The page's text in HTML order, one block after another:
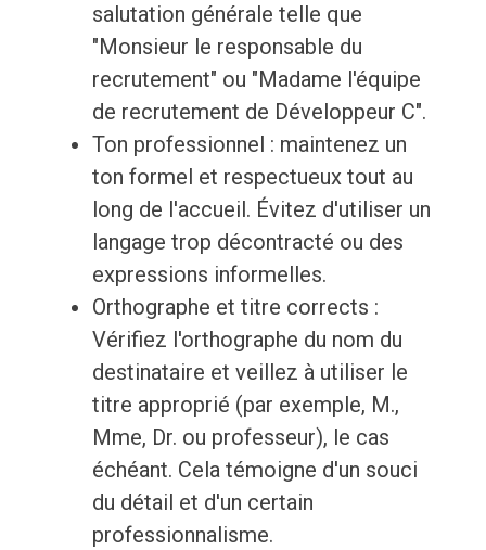
salutation générale telle que
"Monsieur le responsable du
recrutement" ou "Madame l'équipe
de recrutement de Développeur C".
Ton professionnel : maintenez un
ton formel et respectueux tout au
long de l'accueil. Évitez d'utiliser un
langage trop décontracté ou des
expressions informelles.
Orthographe et titre corrects :
Vérifiez l'orthographe du nom du
destinataire et veillez à utiliser le
titre approprié (par exemple, M.,
Mme, Dr. ou professeur), le cas
échéant. Cela témoigne d'un souci
du détail et d'un certain
professionnalisme.